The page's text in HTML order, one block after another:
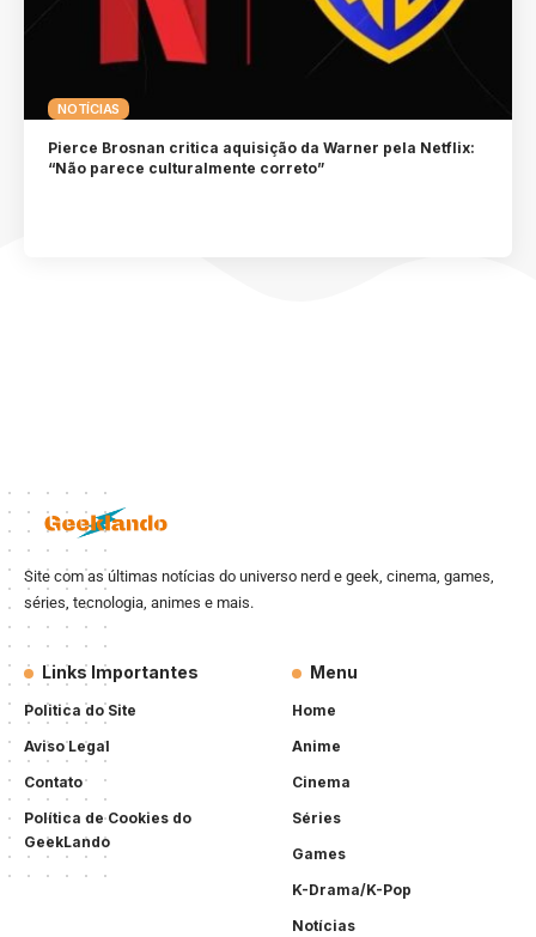
NOTÍCIAS
Pierce Brosnan critica aquisição da Warner pela Netflix:
“Não parece culturalmente correto”
Site com as últimas notícias do universo nerd e geek, cinema, games,
séries, tecnologia, animes e mais.
Links Importantes
Politica do Site
Aviso Legal
Contato
Política de Cookies do
GeekLando
Menu
Home
Anime
Cinema
Séries
Games
K-Drama/K-Pop
Notícias